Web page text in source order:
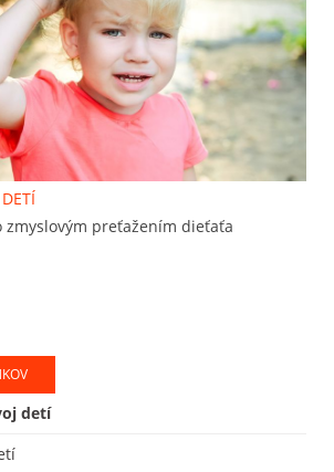
zmyslovým preťažením dieťaťa
detí